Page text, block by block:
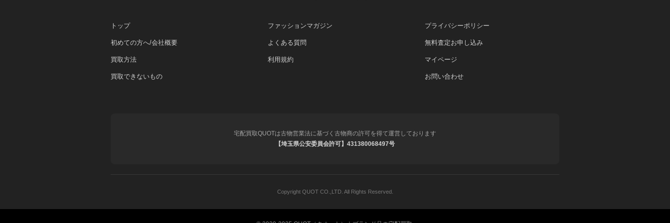
トップ
初めての方へ/会社概要
買取方法
買取できないもの
ファッションマガジン
よくある質問
利用規約
プライバシーポリシー
無料査定お申し込み
マイページ
お問い合わせ
宅配買取QUOTは古物営業法に基づく古物商の許可を得て運営しております
【埼玉県公安委員会許可】431380068497号
Copyright QUOT CO.,LTD. All Rights Reserved.